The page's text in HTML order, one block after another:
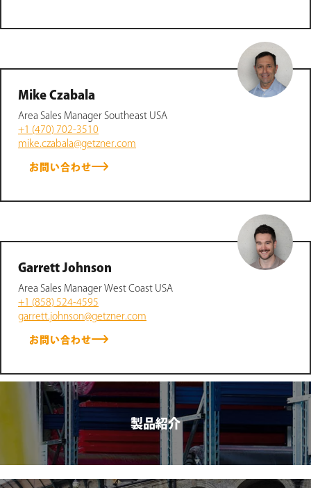
Mike Czabala
Area Sales Manager Southeast USA
+1 (470) 702-3510
mike.czabala@getzner.com
お問い合わせ
Garrett Johnson
Area Sales Manager West Coast USA
+1 (858) 524-4595
garrett.johnson@getzner.com
お問い合わせ
製品紹介